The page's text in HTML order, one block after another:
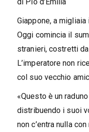
Giappone, a
Oggi comincia il
stranieri, costretti
L’imperatore non
col suo vecchio
«Questo è un
distribuendo i suoi
non c’entra nulla